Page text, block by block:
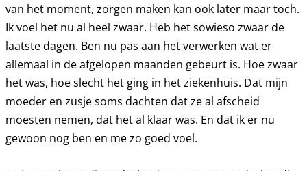
van het moment, zorgen maken kan ook later maar toch.
Ik voel het nu al heel zwaar. Heb het sowieso zwaar de
laatste dagen. Ben nu pas aan het verwerken wat er
allemaal in de afgelopen maanden gebeurt is. Hoe zwaar
het was, hoe slecht het ging in het ziekenhuis. Dat mijn
moeder en zusje soms dachten dat ze al afscheid
moesten nemen, dat het al klaar was. En dat ik er nu
gewoon nog ben en me zo goed voel.